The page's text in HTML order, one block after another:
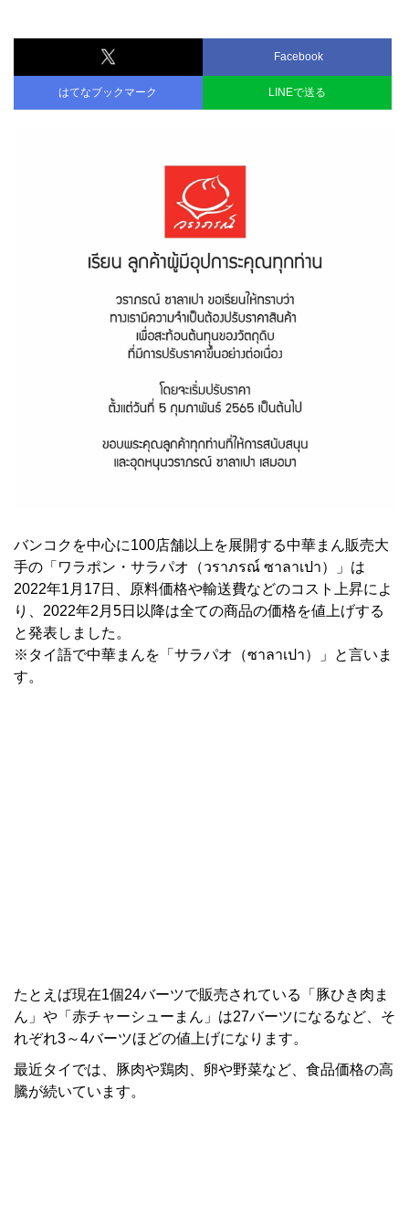
Facebook
はてなブックマーク LINEで送る
バンコクを中心に100店舗以上を展開する中華まん販売大
手の「ワラポン・サラパオ（วราภรณ์ ซาลาเปา）」は
2022年1月17日、原料価格や輸送費などのコスト上昇によ
り、2022年2月5日以降は全ての商品の価格を値上げする
と発表しました。
※タイ語で中華まんを「サラパオ（ซาลาเปา）」と言いま
す。
たとえば現在1個24バーツで販売されている「豚ひき肉ま
ん」や「赤チャーシューまん」は27バーツになるなど、そ
れぞれ3～4バーツほどの値上げになります。
最近タイでは、豚肉や鶏肉、卵や野菜など、食品価格の高
騰が続いています。